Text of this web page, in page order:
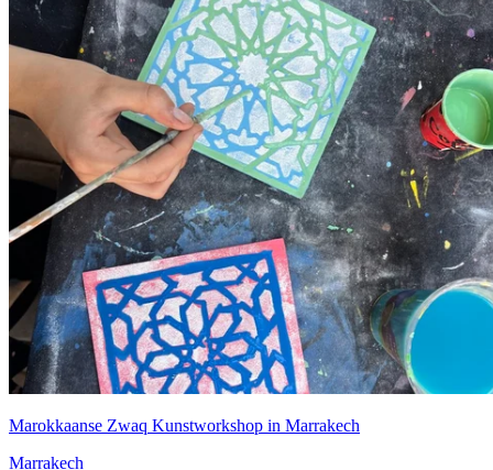
Marokkaanse Zwaq Kunstworkshop in Marrakech
Marrakech